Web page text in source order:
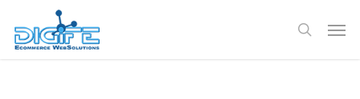
contenuto
ricerca